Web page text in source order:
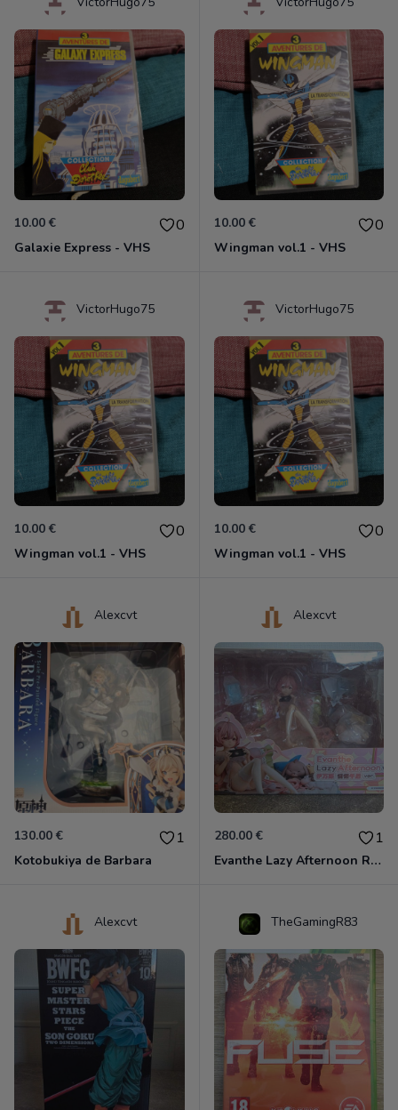
10.00 € 0
Galaxie Express - VHS
10.00 € 0
Wingman vol.1 - VHS
VictorHugo75
10.00 € 0
Wingman vol.1 - VHS
VictorHugo75
10.00 € 0
Wingman vol.1 - VHS
Alexcvt
130.00 € 1
Kotobukiya de Barbara
Alexcvt
280.00 € 1
Evanthe Lazy Afternoon Red Pride of Eden
Alexcvt TheGamingR83